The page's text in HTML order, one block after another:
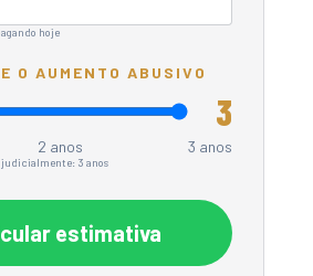
hoje
O AUMENTO ABUSIVO
3
2 anos 3 anos
3 anos
estimativa